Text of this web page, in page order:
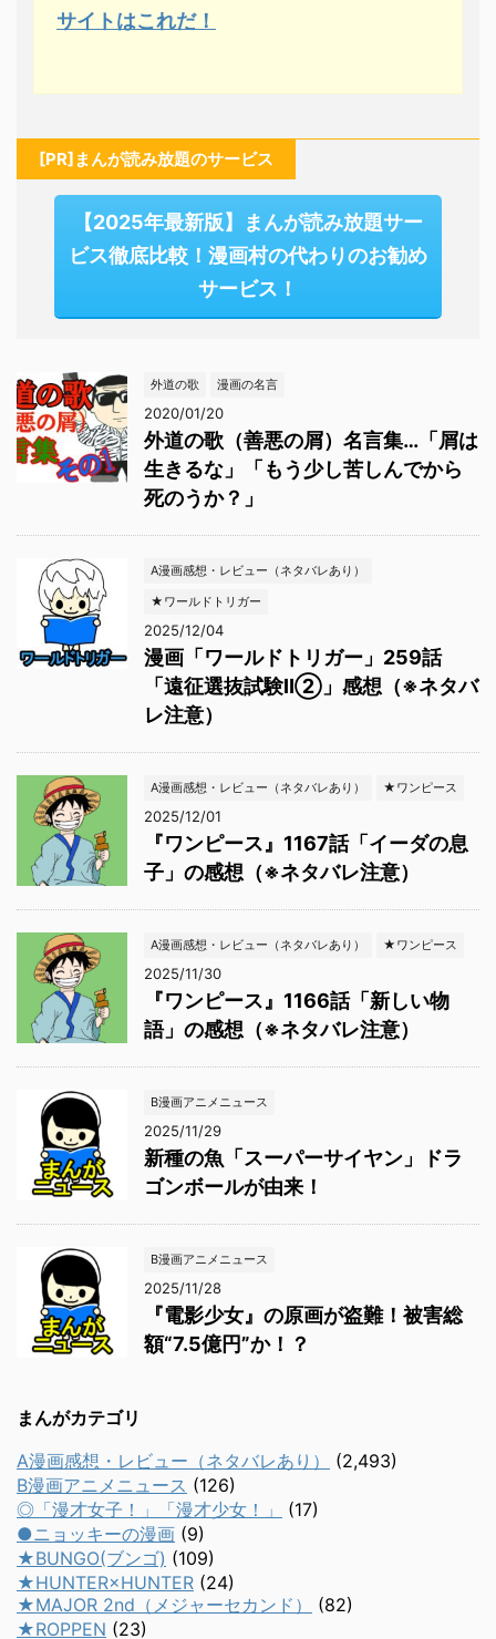
サイトはこれだ！
[PR]まんが読み放題のサービス
【2025年最新版】まんが読み放題サー
ビス徹底比較！漫画村の代わりのお勧め
サービス！
外道の歌 漫画の名言
2020/01/20
外道の歌（善悪の屑）名言集…「屑は
生きるな」「もう少し苦しんでから
死のうか？」
A漫画感想・レビュー（ネタバレあり）
★ワールドトリガー
2025/12/04
漫画「ワールドトリガー」259話
「遠征選抜試験Ⅱ②」感想（※ネタバ
レ注意）
A漫画感想・レビュー（ネタバレあり） ★ワンピース
2025/12/01
『ワンピース』1167話「イーダの息
子」の感想（※ネタバレ注意）
A漫画感想・レビュー（ネタバレあり） ★ワンピース
2025/11/30
『ワンピース』1166話「新しい物
語」の感想（※ネタバレ注意）
B漫画アニメニュース
2025/11/29
新種の魚「スーパーサイヤン」ドラ
ゴンボールが由来！
B漫画アニメニュース
2025/11/28
『電影少女』の原画が盗難！被害総
額“7.5億円”か！？
まんがカテゴリ
A漫画感想・レビュー（ネタバレあり）
(2,493)
B漫画アニメニュース (126)
◎「漫才女子！」「漫才少女！」
(17)
●ニョッキーの漫画 (9)
★BUNGO(ブンゴ) (109)
★HUNTER×HUNTER (24)
★MAJOR 2nd（メジャーセカンド）
(82)
★ROPPEN (23)